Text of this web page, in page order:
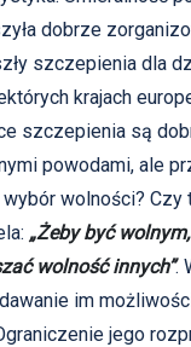
dobrze
szczepienia dla
krajach
szczepienia są
powodami, ale
wolności?
„Żeby być
wolność innych”.
im
jego